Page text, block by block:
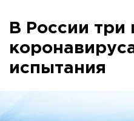
В России три
испытания